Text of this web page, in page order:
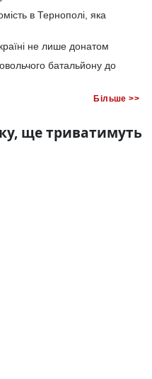
в Тернополі, яка
не лише донатом
батальйону до
Більше >>
ще триватимуть